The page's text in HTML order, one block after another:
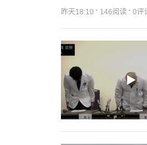
昨天18:10 · 146阅读 · 0评